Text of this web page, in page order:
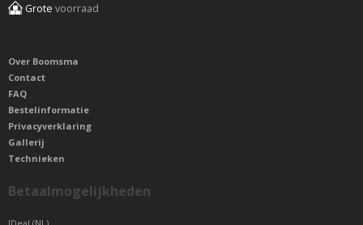
Grote voorraad
Over Boomsma
Contact
FAQ
Bestelinformatie
Privacyverklaring
Gallerij
Technieken
Betaalmogelijkheden